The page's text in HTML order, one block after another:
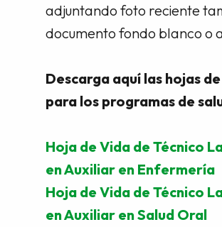
adjuntando foto reciente
documento fondo blanco o
Descarga aquí las hojas
para los programas de
Hoja de Vida de Técnico
en Auxiliar en Enfermería
Hoja de Vida de Técnico
en Auxiliar en Salud Oral